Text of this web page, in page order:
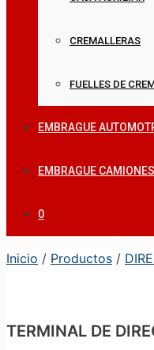
CREMALLERAS
FUELLES DE
EMBRAGUE
EMBRAGUE CAMIONES
0
Inicio / Productos /
TERMINAL DE